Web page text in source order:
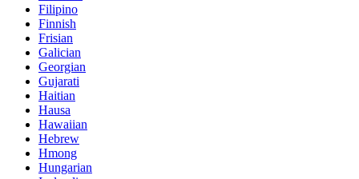
Filipino
Finnish
Frisian
Galician
Georgian
Gujarati
Haitian
Hausa
Hawaiian
Hebrew
Hmong
Hungarian